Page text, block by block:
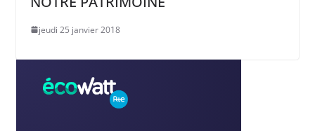
jeudi 25 janvier 2018